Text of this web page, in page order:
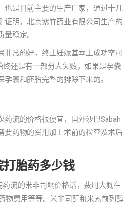
也是目前主要的生产厂家，通过十几
证明，北京紫竹药业有限公司生产的
稳定。
非常的好，终止妊娠基本上成功率可
终还是有一部分人失败，如果是孕囊
囊和胚胎完整的排除下来的。
药流的价格很便宜，国外沙巴Sabah
要药物的费用加上术前的检查及术后
打胎药多少钱
药流的米非司酮价格话，费用大概在
物费用等等。米非司酮和米索前列醇